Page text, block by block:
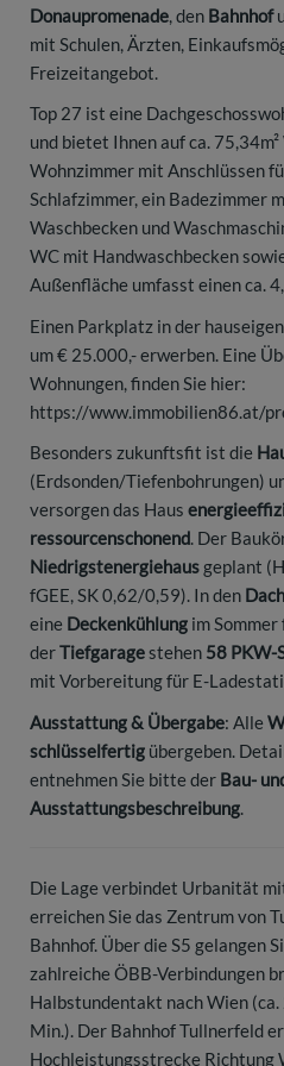
Donaupromenade, den Bahnhof
mit Schulen, Ärzten,
Freizeitangebot.
Top 27 ist eine
und bietet Ihnen auf ca.
Wohnzimmer mit Anschlüssen
Schlafzimmer, ein Badezimmer
Waschbecken und
WC mit Handwaschbecken
Außenfläche umfasst einen ca.
Einen Parkplatz in der
um € 25.000,- erwerben. Eine
Wohnungen, finden Sie hier:
https://www.immobilien86.at/
Besonders zukunftsfit ist die
(Erdsonden/Tiefenbohrungen)
versorgen das Haus
ressourcenschonend. Der
Niedrigstenergiehaus geplant
fGEE, SK 0,62/0,59). In den
eine Deckenkühlung im
derTiefgaragestehen 58 PKW-
mit Vorbereitung für E-
Ausstattung & Übergabe: Alle
schlüsselfertig übergeben.
entnehmen Sie bitte der Bau-
Ausstattungsbeschreibung.
Die Lage verbindet Urbanität
erreichen Sie das Zentrum von
Bahnhof. Über die S5 gelangen
zahlreiche ÖBB-Verbindungen
Halbstundentakt nach Wien
Min.). Der Bahnhof Tullnerfeld
Hochleistungsstrecke Richtung